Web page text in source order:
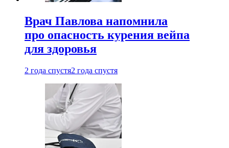
Врач Павлова напомнила
про опасность курения вейпа
для здоровья
2 года спустя2 года спустя